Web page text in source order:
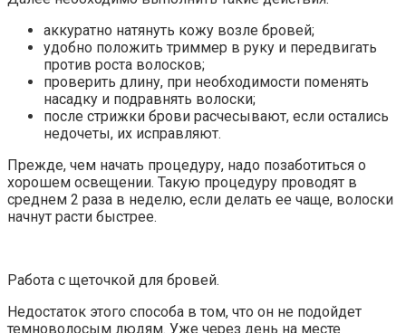
аккуратно натянуть кожу возле бровей;
удобно положить триммер в руку и передвигать
против роста волосков;
проверить длину, при необходимости поменять
насадку и подравнять волоски;
после стрижки брови расчесывают, если остались
недочеты, их исправляют.
Прежде, чем начать процедуру, надо позаботиться о
хорошем освещении. Такую процедуру проводят в
среднем 2 раза в неделю, если делать ее чаще, волоски
начнут расти быстрее.
Работа с щеточкой для бровей.
Недостаток этого способа в том, что он не подойдет
темноволосым людям. Уже через день на месте